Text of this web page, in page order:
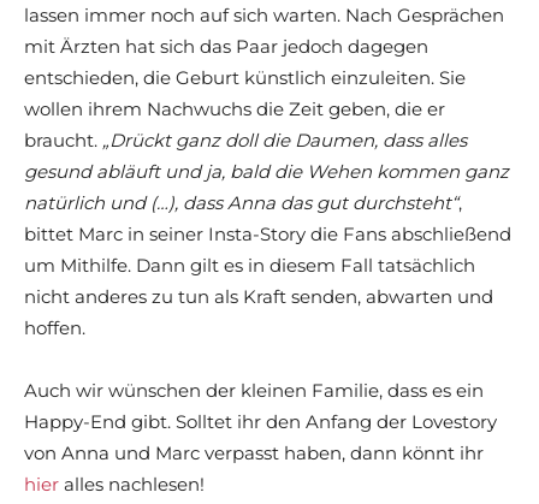
lassen immer noch auf sich warten. Nach Gesprächen
mit Ärzten hat sich das Paar jedoch dagegen
entschieden, die Geburt künstlich einzuleiten. Sie
wollen ihrem Nachwuchs die Zeit geben, die er
braucht. „Drückt ganz doll die Daumen, dass alles
gesund abläuft und ja, bald die Wehen kommen ganz
natürlich und (…), dass Anna das gut durchsteht“,
bittet Marc in seiner Insta-Story die Fans abschließend
um Mithilfe. Dann gilt es in diesem Fall tatsächlich
nicht anderes zu tun als Kraft senden, abwarten und
hoffen.
Auch wir wünschen der kleinen Familie, dass es ein
Happy-End gibt. Solltet ihr den Anfang der Lovestory
von Anna und Marc verpasst haben, dann könnt ihr
hier alles nachlesen!